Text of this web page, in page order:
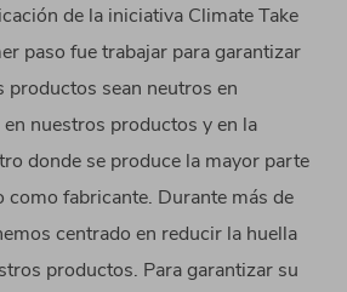
de la iniciativa Climate Take
paso fue trabajar para garantizar
productos sean neutros en
nuestros productos y en la
donde se produce la mayor parte
como fabricante. Durante más de
centrado en reducir la huella
productos. Para garantizar su